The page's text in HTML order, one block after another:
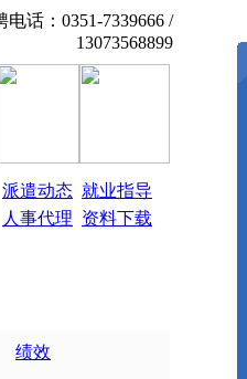
13073568899山西太原红
电话：0351-7339666 /
13073568899
派遣动态 就业指导
人事代理 资料下载
绩效